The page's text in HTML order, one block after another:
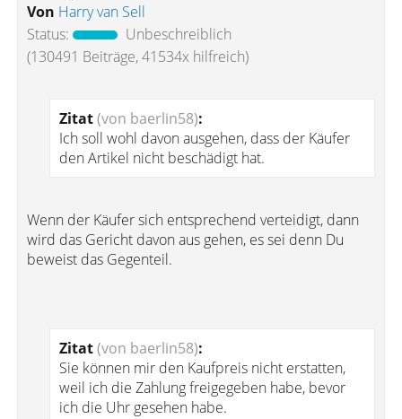
Von Harry van Sell
Status:
Unbeschreiblich
(130491 Beiträge, 41534x hilfreich)
Zitat(von baerlin58):
Ich soll wohl davon ausgehen, dass der Käufer
den Artikel nicht beschädigt hat.
Wenn der Käufer sich entsprechend verteidigt, dann
wird das Gericht davon aus gehen, es sei denn Du
beweist das Gegenteil.
Zitat(von baerlin58):
Sie können mir den Kaufpreis nicht erstatten,
weil ich die Zahlung freigegeben habe, bevor
ich die Uhr gesehen habe.